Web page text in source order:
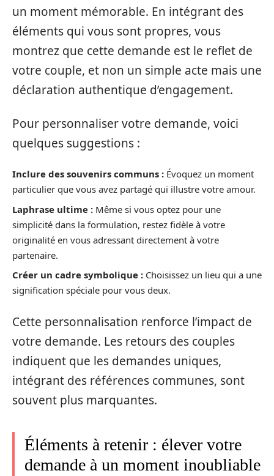
un moment mémorable. En intégrant des
éléments qui vous sont propres, vous
montrez que cette demande est le reflet de
votre couple, et non un simple acte mais une
déclaration authentique d’engagement.
Pour personnaliser votre demande, voici
quelques suggestions :
Inclure des souvenirs communs : Évoquez un moment
particulier que vous avez partagé qui illustre votre amour.
Laphrase ultime : Même si vous optez pour une
simplicité dans la formulation, restez fidèle à votre
originalité en vous adressant directement à votre
partenaire.
Créer un cadre symbolique : Choisissez un lieu qui a une
signification spéciale pour vous deux.
Cette personnalisation renforce l’impact de
votre demande. Les retours des couples
indiquent que les demandes uniques,
intégrant des références communes, sont
souvent plus marquantes.
Éléments à retenir : élever votre
demande à un moment inoubliable